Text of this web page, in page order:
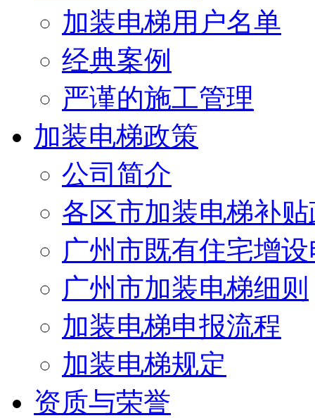
加装电梯用户名单
经典案例
严谨的施工管理
加装电梯政策
公司简介
各区市加装电梯补
广州市既有住宅增
广州市加装电梯细则
加装电梯申报流程
加装电梯规定
资质与荣誉